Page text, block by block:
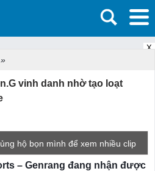
X
»
vinh danh nhờ tạo loạt
ủng hộ bọn mình để xem nhiều clip
– Genrang đang nhận được